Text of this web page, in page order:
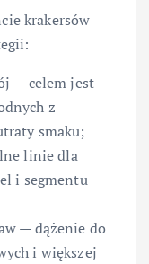
krakersów
— celem jest
z
smaku;
linie dla
i segmentu
— dążenie do
i większej